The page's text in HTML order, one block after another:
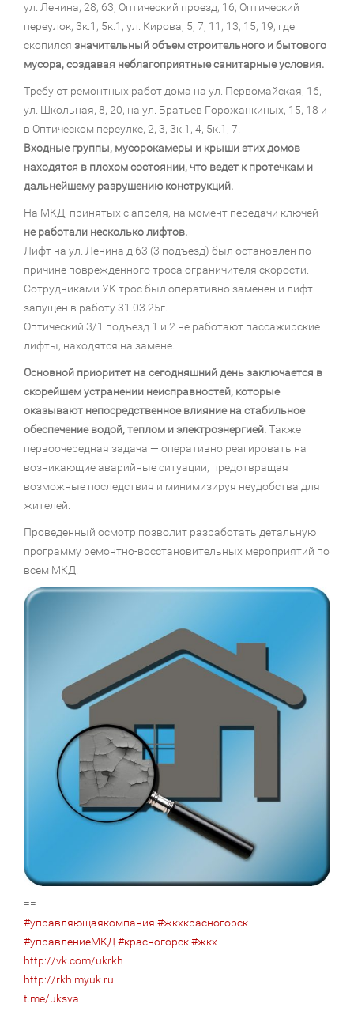
ул. Ленина, 28, 63; Оптический проезд, 16; Оптический
переулок, 3к.1, 5к.1, ул. Кирова, 5, 7, 11, 13, 15, 19, где
скопился значительный объем строительного и бытового
мусора, создавая неблагоприятные санитарные условия.
Требуют ремонтных работ дома на ул. Первомайская, 16,
ул. Школьная, 8, 20, на ул. Братьев Горожанкиных, 15, 18 и
в Оптическом переулке, 2, 3, 3к.1, 4, 5к.1, 7.
Входные группы, мусорокамеры и крыши этих домов
находятся в плохом состоянии, что ведет к протечкам и
дальнейшему разрушению конструкций.
На МКД, принятых с апреля, на момент передачи ключей
не работали несколько лифтов.
Лифт на ул. Ленина д.63 (3 подъезд) был остановлен по
причине повреждённого троса ограничителя скорости.
Сотрудниками УК трос был оперативно заменён и лифт
запущен в работу 31.03.25г.
Оптический 3/1 подъезд 1 и 2 не работают пассажирские
лифты, находятся на замене.
Основной приоритет на сегодняшний день заключается в
скорейшем устранении неисправностей, которые
оказывают непосредственное влияние на стабильное
обеспечение водой, теплом и электроэнергией.Также
первоочередная задача — оперативно реагировать на
возникающие аварийные ситуации, предотвращая
возможные последствия и минимизируя неудобства для
жителей.
Проведенный осмотр позволит разработать детальную
программу ремонтно-восстановительных мероприятий по
всем МКД.
==
#управляющаякомпания #жкхкрасногорск
#управлениеМКД#красногорск#жкх
http://vk.com/ukrkh
http://rkh.myuk.ru
t.me/uksva